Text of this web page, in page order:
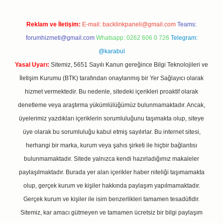
Reklam ve İletişim: E-mail: backlinkpaneli@gmail.com Teams:
forumhizmeti@gmail.com Whatsapp: 0262 606 0 726 Telegram:
@karabul
Yasal Uyarı: Sitemiz, 5651 Sayılı Kanun gereğince Bilgi Teknolojileri ve
İletişim Kurumu (BTK) tarafından onaylanmış bir Yer Sağlayıcı olarak
hizmet vermektedir. Bu nedenle, sitedeki içerikleri proaktif olarak
denetleme veya araştırma yükümlülüğümüz bulunmamaktadır. Ancak,
üyelerimiz yazdıkları içeriklerin sorumluluğunu taşımakta olup, siteye
üye olarak bu sorumluluğu kabul etmiş sayılırlar. Bu internet sitesi,
herhangi bir marka, kurum veya şahıs şirketi ile hiçbir bağlantısı
bulunmamaktadır. Sitede yalnızca kendi hazırladığımız makaleler
paylaşılmaktadır. Burada yer alan içerikler haber niteliği taşımamakta
olup, gerçek kurum ve kişiler hakkında paylaşım yapılmamaktadır.
Gerçek kurum ve kişiler ile isim benzerlikleri tamamen tesadüfidir.
Sitemiz, kar amacı gütmeyen ve tamamen ücretsiz bir bilgi paylaşım